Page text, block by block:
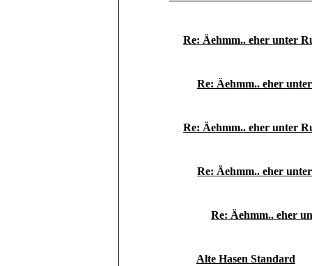
Re: Äehmm.. eher unter
Re: Äehmm.. eher
Re: Äehmm.. eher unter
Re: Äehmm.. eher
Re: Äehmm.. eher
Alte Hasen Standard